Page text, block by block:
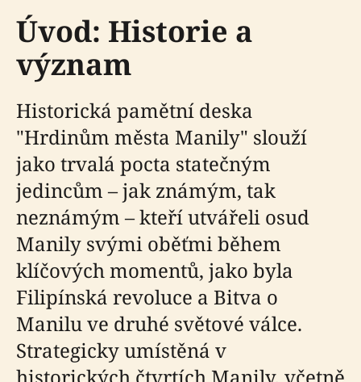
Úvod: Historie a
význam
Historická pamětní deska
"Hrdinům města Manily" slouží
jako trvalá pocta statečným
jedincům – jak známým, tak
neznámým – kteří utvářeli osud
Manily svými oběťmi během
klíčových momentů, jako byla
Filipínská revoluce a Bitva o
Manilu ve druhé světové válce.
Strategicky umístěná v